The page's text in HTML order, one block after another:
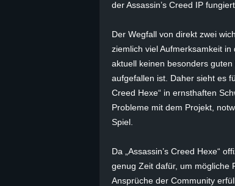
t
e
r
der Assassin’s Creed IP fungiert.
Der Wegfall von direkt zwei
ziemlich viel Aufmerksamkeit
aktuell keinen besonders
aufgefallen ist. Daher sieht es
Creed Hexe“ in ernsthaften
Probleme mit dem Projekt,
Spiel.
Da „Assassin’s Creed Hexe“
genug Zeit dafür, um mögliche
Ansprüche der Community